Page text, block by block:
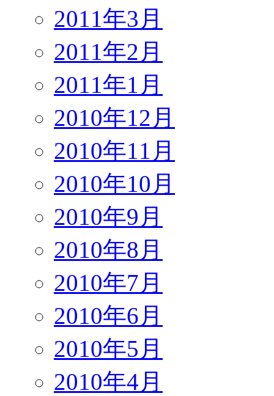
2011年3月
2011年2月
2011年1月
2010年12月
2010年11月
2010年10月
2010年9月
2010年8月
2010年7月
2010年6月
2010年5月
2010年4月